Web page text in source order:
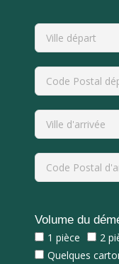
Volume du
1 pièce
2
Quelques